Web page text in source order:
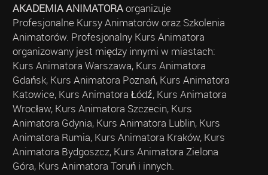
AKADEMIA ANIMATORAorganizuje
Profesjonalne Kursy Animatorów oraz Szkolenia
Animatorów. Profesjonalny Kurs Animatora
organizowany jest między innymi w miastach:
Kurs Animatora Warszawa, Kurs Animatora
Gdańsk, Kurs Animatora Poznań, Kurs Animatora
Katowice, Kurs Animatora Łódź, Kurs Animatora
Wrocław, Kurs Animatora Szczecin, Kurs
Animatora Gdynia, Kurs Animatora Lublin, Kurs
Animatora Rumia, Kurs Animatora Kraków, Kurs
Animatora Bydgoszcz, Kurs Animatora Zielona
Góra, Kurs Animatora Toruń i innych.